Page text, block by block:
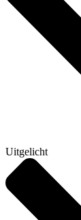
Uitgelicht